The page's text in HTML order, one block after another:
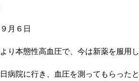
月６日
り本態性高血圧で、今は新薬を服用し
病院に行き、血圧を測ってもらった